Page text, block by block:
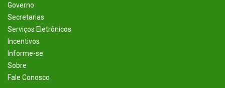
Governo
Secretarias
Serviços Eletrônicos
Incentivos
Informe-se
Sobre
Fale Conosco